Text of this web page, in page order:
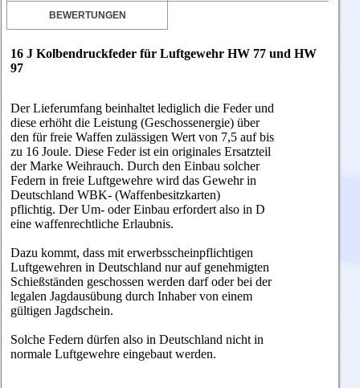
BEWERTUNGEN
16 J Kolbendruckfeder für Luftgewehr HW 77 und HW
97
Der Lieferumfang beinhaltet lediglich die Feder und
diese erhöht die Leistung (Geschossenergie) über
den für freie Waffen zulässigen Wert von 7,5 auf bis
zu 16 Joule. Diese Feder ist ein originales Ersatzteil
der Marke Weihrauch. Durch den Einbau solcher
Federn in freie Luftgewehre wird das Gewehr in
Deutschland WBK- (Waffenbesitzkarten)
pflichtig. Der Um- oder Einbau erfordert also in D
eine waffenrechtliche Erlaubnis.
Dazu kommt, dass mit erwerbsscheinpflichtigen
Luftgewehren in Deutschland nur auf genehmigten
Schießständen geschossen werden darf oder bei der
legalen Jagdausübung durch Inhaber von einem
gültigen Jagdschein.
Solche Federn dürfen also in Deutschland nicht in
normale Luftgewehre eingebaut werden.